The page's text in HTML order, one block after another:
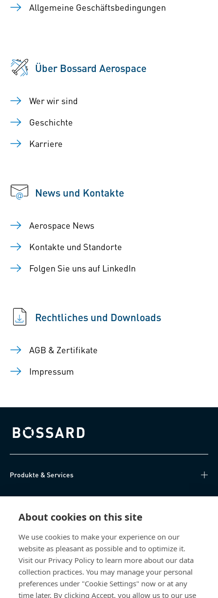
About cookies on this site
We use cookies to make your experience on our
website as pleasant as possible and to optimize it.
Visit our Privacy Policy to learn more about our data
collection practices. You may manage your personal
preferences under "Cookie Settings" now or at any
time later. By clicking Accept, you allow us to our use
Allgemeine Geschäftsbedingungen
Über Bossard Aerospace
Wer wir sind
Geschichte
Karriere
News und Kontakte
Aerospace News
Kontakte und Standorte
Folgen Sie uns auf LinkedIn
Rechtliches und Downloads
AGB & Zertifikate
Impressum
Bossard homepage
Produkte & Services
Wissen
Über uns
Bossard Österreich
Concorde Business Park 2/F/15